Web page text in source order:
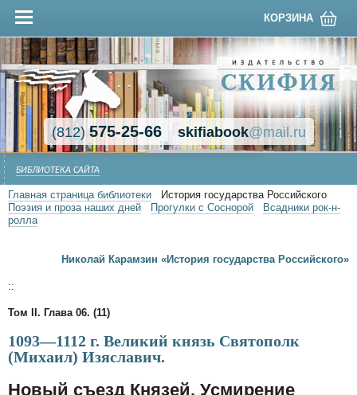
КОРЗИНА
(812)575-25-66 skifiabook@mail.ru
БИБЛИОТЕКА САЙТА
Главная страница библиотеки
История государства Российского
Поэзия и проза наших дней
Прогулки с Соснорой
Всадники рок-н-
ролла
Николай Карамзин «История государства Российского»
::
Том II. Глава 06. (11)
1093—1112 г. Великий князь Святополк
(Михаил) Изяславич.
Новый съезд Князей. Усмирение